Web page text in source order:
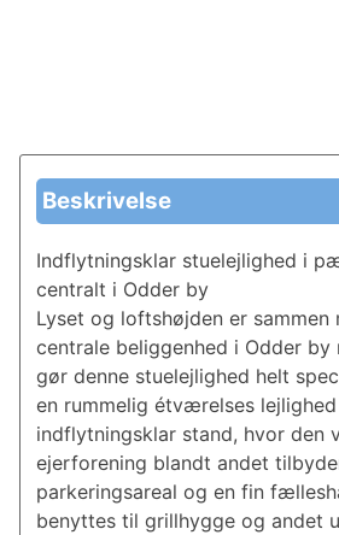
Beskrivelse
Indflytningsklar stuelejlighed i
centralt i Odder by
Lyset og loftshøjden er sammen
centrale beliggenhed i Odder
gør denne stuelejlighed helt
en rummelig étværelses
indflytningsklar stand, hvor den
ejerforening blandt andet
parkeringsareal og en fin
benyttes til grillhygge og andet